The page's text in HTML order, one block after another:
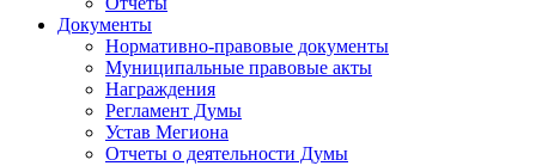
Документы
Нормативно-правовые документы
Муниципальные правовые акты
Награждения
Регламент Думы
Устав Мегиона
Отчеты о деятельности Думы